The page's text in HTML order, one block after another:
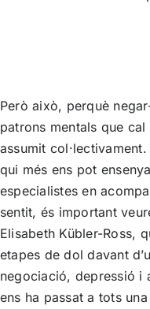
Però això, perquè
patrons mentals que
assumit
qui més ens pot
especialistes en
sentit, és important
Elisabeth Kübler-Ross,
etapes de dol davant
negociació, depressió i
ens ha passat a tots